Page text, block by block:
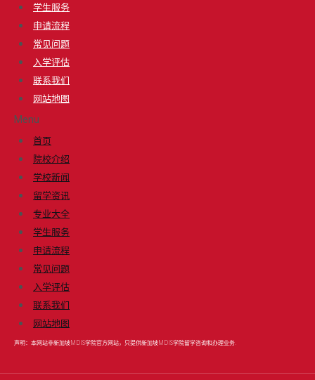
学生服务
申请流程
常见问题
入学评估
联系我们
网站地图
Menu
首页
院校介绍
学校新闻
留学资讯
专业大全
学生服务
申请流程
常见问题
入学评估
联系我们
网站地图
声明：本网站非新加坡MDIS学院官方网站，只提供新加坡MDIS学院留学咨询和办理业务.